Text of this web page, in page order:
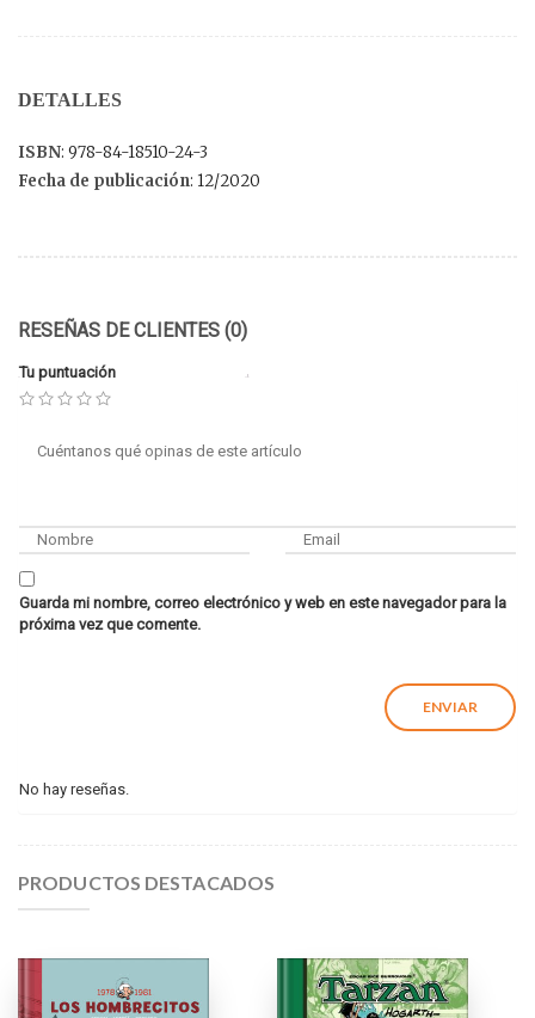
DETALLES
ISBN: 978-84-18510-24-3
Fecha de publicación: 12/2020
RESEÑAS DE CLIENTES (0)
Tu puntuación
Guarda mi nombre, correo electrónico y web en este navegador para la
próxima vez que comente.
No hay reseñas.
PRODUCTOS DESTACADOS